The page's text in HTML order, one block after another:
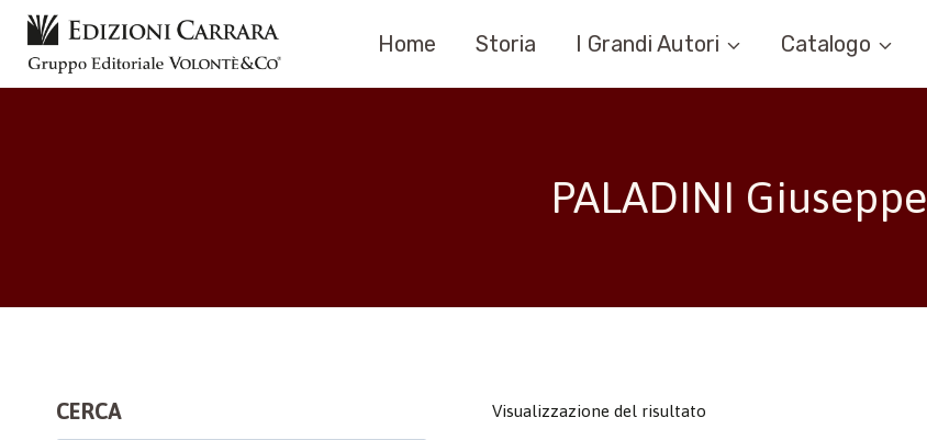
Salta
contenuto
Home Storia I Grandi Autori Catalogo
PALADINI Giuseppe
Visualizzazione del risultato
CERCA